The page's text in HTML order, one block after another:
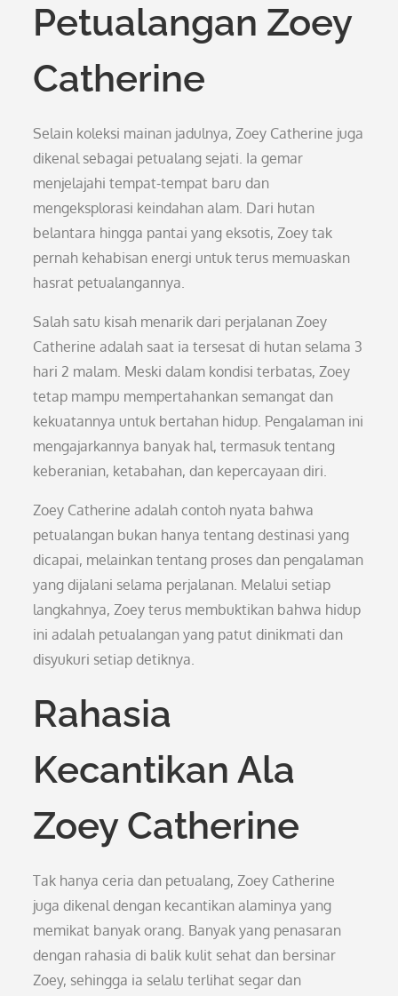
Petualangan Zoey
Catherine
Selain koleksi mainan jadulnya, Zoey Catherine juga
dikenal sebagai petualang sejati. Ia gemar
menjelajahi tempat-tempat baru dan
mengeksplorasi keindahan alam. Dari hutan
belantara hingga pantai yang eksotis, Zoey tak
pernah kehabisan energi untuk terus memuaskan
hasrat petualangannya.
Salah satu kisah menarik dari perjalanan Zoey
Catherine adalah saat ia tersesat di hutan selama 3
hari 2 malam. Meski dalam kondisi terbatas, Zoey
tetap mampu mempertahankan semangat dan
kekuatannya untuk bertahan hidup. Pengalaman ini
mengajarkannya banyak hal, termasuk tentang
keberanian, ketabahan, dan kepercayaan diri.
Zoey Catherine adalah contoh nyata bahwa
petualangan bukan hanya tentang destinasi yang
dicapai, melainkan tentang proses dan pengalaman
yang dijalani selama perjalanan. Melalui setiap
langkahnya, Zoey terus membuktikan bahwa hidup
ini adalah petualangan yang patut dinikmati dan
disyukuri setiap detiknya.
Rahasia
Kecantikan Ala
Zoey Catherine
Tak hanya ceria dan petualang, Zoey Catherine
juga dikenal dengan kecantikan alaminya yang
memikat banyak orang. Banyak yang penasaran
dengan rahasia di balik kulit sehat dan bersinar
Zoey, sehingga ia selalu terlihat segar dan